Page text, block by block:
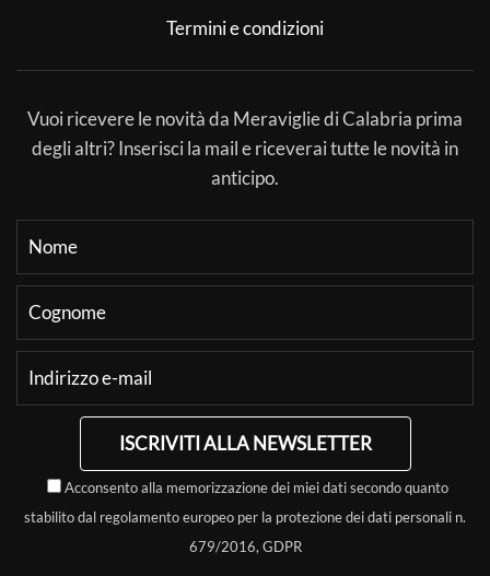
Termini e condizioni
Vuoi ricevere le novità da Meraviglie di Calabria prima
degli altri? Inserisci la mail e riceverai tutte le novità in
anticipo.
ISCRIVITI ALLA NEWSLETTER
Acconsento alla memorizzazione dei miei dati secondo quanto
stabilito dal regolamento europeo per la protezione dei dati personali n.
679/2016, GDPR